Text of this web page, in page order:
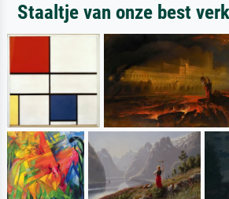
Staaltje van onze best